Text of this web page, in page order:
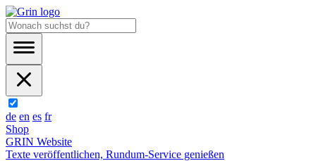
de en es fr
Shop
GRIN Website
Texte veröffentlichen, Rundum-Service genießen